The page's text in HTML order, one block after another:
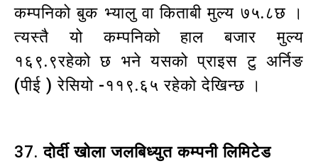
कम्पनिको बुक भ्यालु वा किताबी मुल्य ७५.८छ ।
त्यस्तै यो कम्पनिको हाल बजार मुल्य
१६९.९रहेको छ भने यसको प्राइस टु अर्निङ
(पीई ) रेसियो -११९.६५ रहेको देखिन्छ ।
37.दोर्दी खोला जलबिध्युत कम्पनी लिमिटेड